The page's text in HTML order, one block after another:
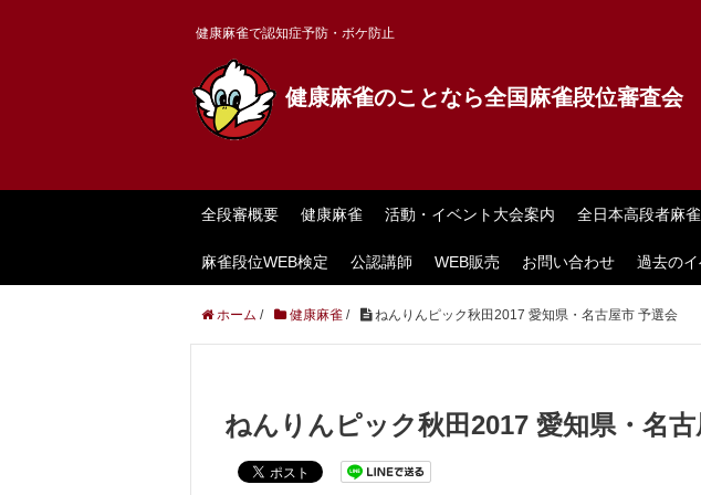
健康麻雀で認知症予防・ボケ防止
健康麻雀のことなら全国麻雀段位審査会
全段審概要 健康麻雀 活動・イベント大会案内 全日本高段者麻
麻雀段位WEB検定 公認講師 WEB販売 お問い合わせ 過去のイ
ホーム / 健康麻雀 / ねんりんピック秋田2017 愛知県・名古屋市 予選会
ねんりんピック秋田2017 愛知県・名